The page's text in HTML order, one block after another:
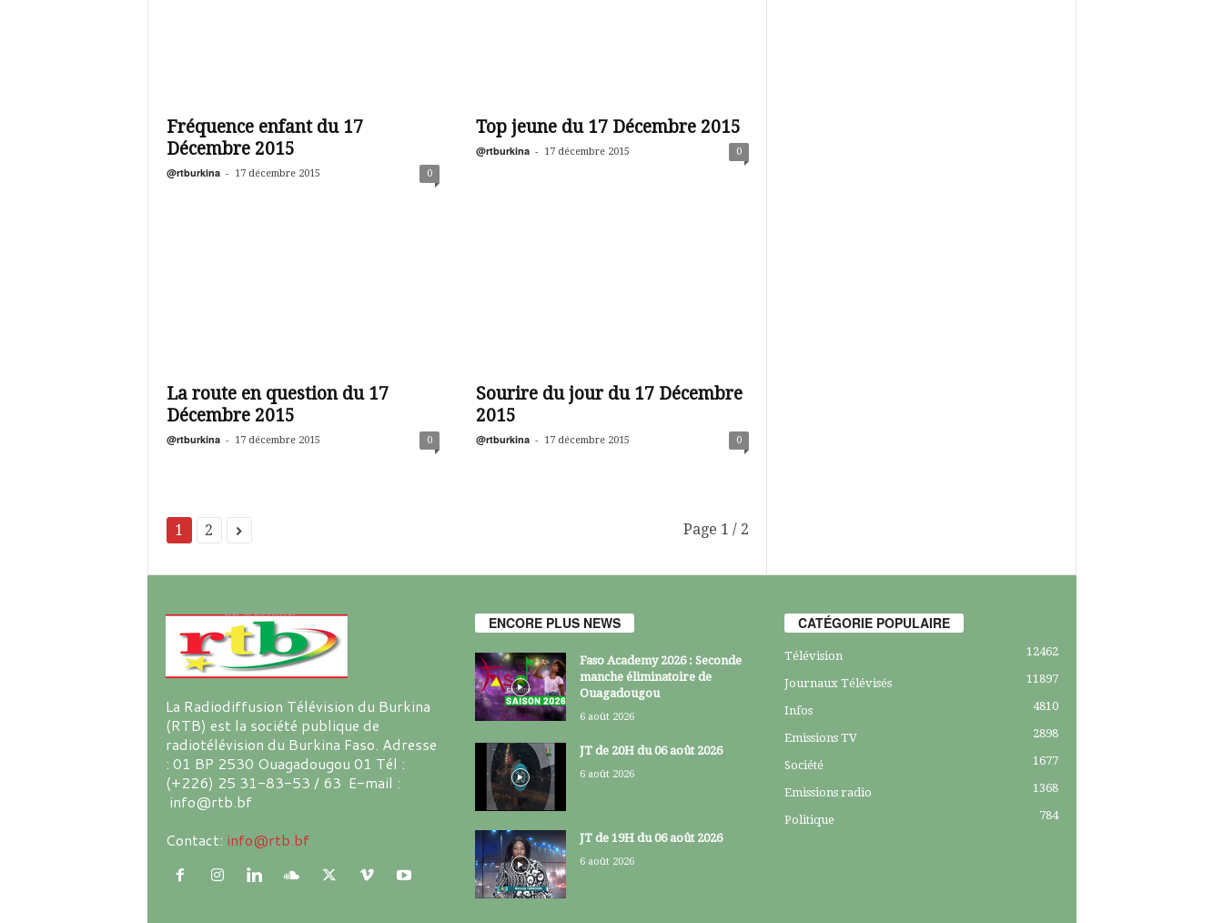
Fréquence enfant du 17
Décembre 2015
@rtburkina - 17 décembre 2015 0
Top jeune du 17 Décembre 2015
@rtburkina - 17 décembre 2015 0
La route en question du 17
Décembre 2015
@rtburkina - 17 décembre 2015 0
Sourire du jour du 17 Décembre
2015
@rtburkina - 17 décembre 2015 0
1 2 Page 1 / 2
La Radiodiffusion Télévision du Burkina
(RTB) est la société publique de
radiotélévision du Burkina Faso. Adresse
: 01 BP 2530 Ouagadougou 01 Tél :
(+226) 25 31-83-53 / 63 E-mail :
info@rtb.bf
Contact: info@rtb.bf
ENCORE PLUS NEWS
Faso Academy 2026 : Seconde
manche éliminatoire de
Ouagadougou
6 août 2026
JT de 20H du 06 août 2026
6 août 2026
JT de 19H du 06 août 2026
6 août 2026
CATÉGORIE POPULAIRE
Télévision 12462
Journaux Télévisés 11897
Infos 4810
Emissions TV 2898
Société 1677
Emissions radio 1368
Politique 784